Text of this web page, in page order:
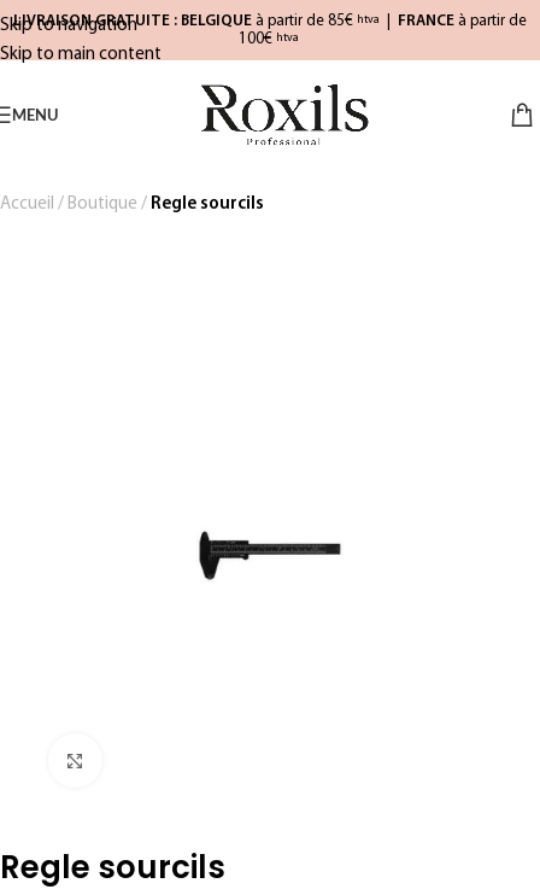
Skip to navigation
Skip to main content
LIVRAISON GRATUITE : BELGIQUE à partir de 85€ htva FRANCE à partir de
100€ htva
MENU
Accueil / Boutique / Regle sourcils
Regle sourcils